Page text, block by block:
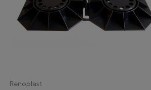
Renoplast